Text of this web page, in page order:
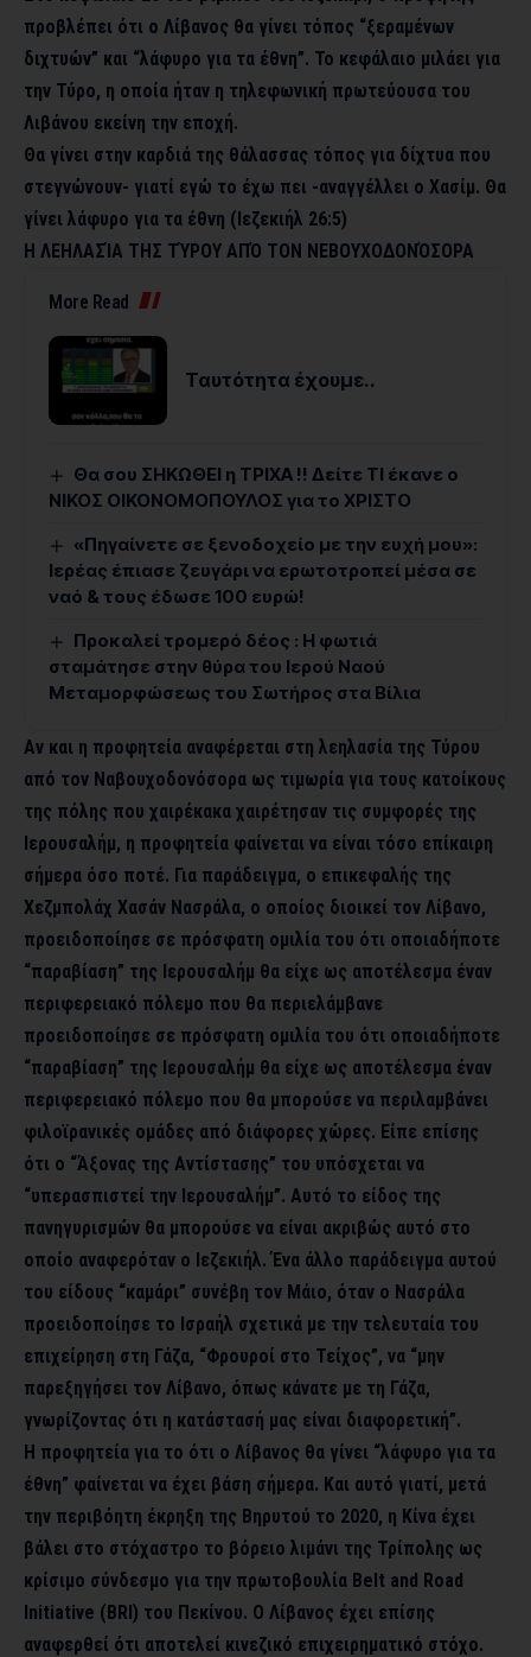
προβλέπει ότι ο Λίβανος θα γίνει τόπος “ξεραμένων
διχτυών” και “λάφυρο για τα έθνη”. Το κεφάλαιο μιλάει για
την Τύρο, η οποία ήταν η τηλεφωνική πρωτεύουσα του
Λιβάνου εκείνη την εποχή.
Θα γίνει στην καρδιά της θάλασσας τόπος για δίχτυα που
στεγνώνουν- γιατί εγώ το έχω πει -αναγγέλλει ο Χασίμ. Θα
γίνει λάφυρο για τα έθνη (Ιεζεκιήλ 26:5)
Η ΛΕΗΛΑΣΊΑ ΤΗΣ ΤΎΡΟΥ ΑΠΌ ΤΟΝ ΝΕΒΟΥΧΟΔΟΝΌΣΟΡΑ
More Read
Ταυτότητα έχουμε..
Θα σου ΣΗΚΩΘΕΙ η ΤΡΙΧΑ !! Δείτε ΤΙ έκανε ο
ΝΙΚΟΣ ΟΙΚΟΝΟΜΟΠΟΥΛΟΣ για το ΧΡΙΣΤΟ
«Πηγαίνετε σε ξενοδοχείο με την ευχή μου»:
Ιερέας έπιασε ζευγάρι να ερωτοτροπεί μέσα σε
ναό & τους έδωσε 100 ευρώ!
Προκαλεί τρομερό δέος : Η φωτιά
σταμάτησε στην θύρα του Ιερού Ναού
Μεταμορφώσεως του Σωτήρος στα Βίλια
Αν και η προφητεία αναφέρεται στη λεηλασία της Τύρου
από τον Ναβουχοδονόσορα ως τιμωρία για τους κατοίκους
της πόλης που χαιρέκακα χαιρέτησαν τις συμφορές της
Ιερουσαλήμ, η προφητεία φαίνεται να είναι τόσο επίκαιρη
σήμερα όσο ποτέ. Για παράδειγμα, ο επικεφαλής της
Χεζμπολάχ Χασάν Νασράλα, ο οποίος διοικεί τον Λίβανο,
προειδοποίησε σε πρόσφατη ομιλία του ότι οποιαδήποτε
“παραβίαση” της Ιερουσαλήμ θα είχε ως αποτέλεσμα έναν
περιφερειακό πόλεμο που θα περιελάμβανε
προειδοποίησε σε πρόσφατη ομιλία του ότι οποιαδήποτε
“παραβίαση” της Ιερουσαλήμ θα είχε ως αποτέλεσμα έναν
περιφερειακό πόλεμο που θα μπορούσε να περιλαμβάνει
φιλοϊρανικές ομάδες από διάφορες χώρες. Είπε επίσης
ότι ο “Άξονας της Αντίστασης” του υπόσχεται να
“υπερασπιστεί την Ιερουσαλήμ”. Αυτό το είδος της
πανηγυρισμών θα μπορούσε να είναι ακριβώς αυτό στο
οποίο αναφερόταν ο Ιεζεκιήλ. Ένα άλλο παράδειγμα αυτού
του είδους “καμάρι” συνέβη τον Μάιο, όταν ο Νασράλα
προειδοποίησε το Ισραήλ σχετικά με την τελευταία του
επιχείρηση στη Γάζα, “Φρουροί στο Τείχος”, να “μην
παρεξηγήσει τον Λίβανο, όπως κάνατε με τη Γάζα,
γνωρίζοντας ότι η κατάστασή μας είναι διαφορετική”.
Η προφητεία για το ότι ο Λίβανος θα γίνει “λάφυρο για τα
έθνη” φαίνεται να έχει βάση σήμερα. Και αυτό γιατί, μετά
την περιβόητη έκρηξη της Βηρυτού το 2020, η Κίνα έχει
βάλει στο στόχαστρο το βόρειο λιμάνι της Τρίπολης ως
κρίσιμο σύνδεσμο για την πρωτοβουλία Belt and Road
Initiative (BRI) του Πεκίνου. Ο Λίβανος έχει επίσης
αναφερθεί ότι αποτελεί κινεζικό επιχειρηματικό στόχο.